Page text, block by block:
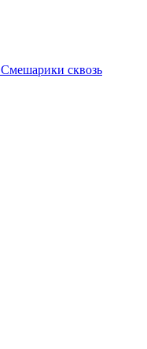
Смешарики сквозь